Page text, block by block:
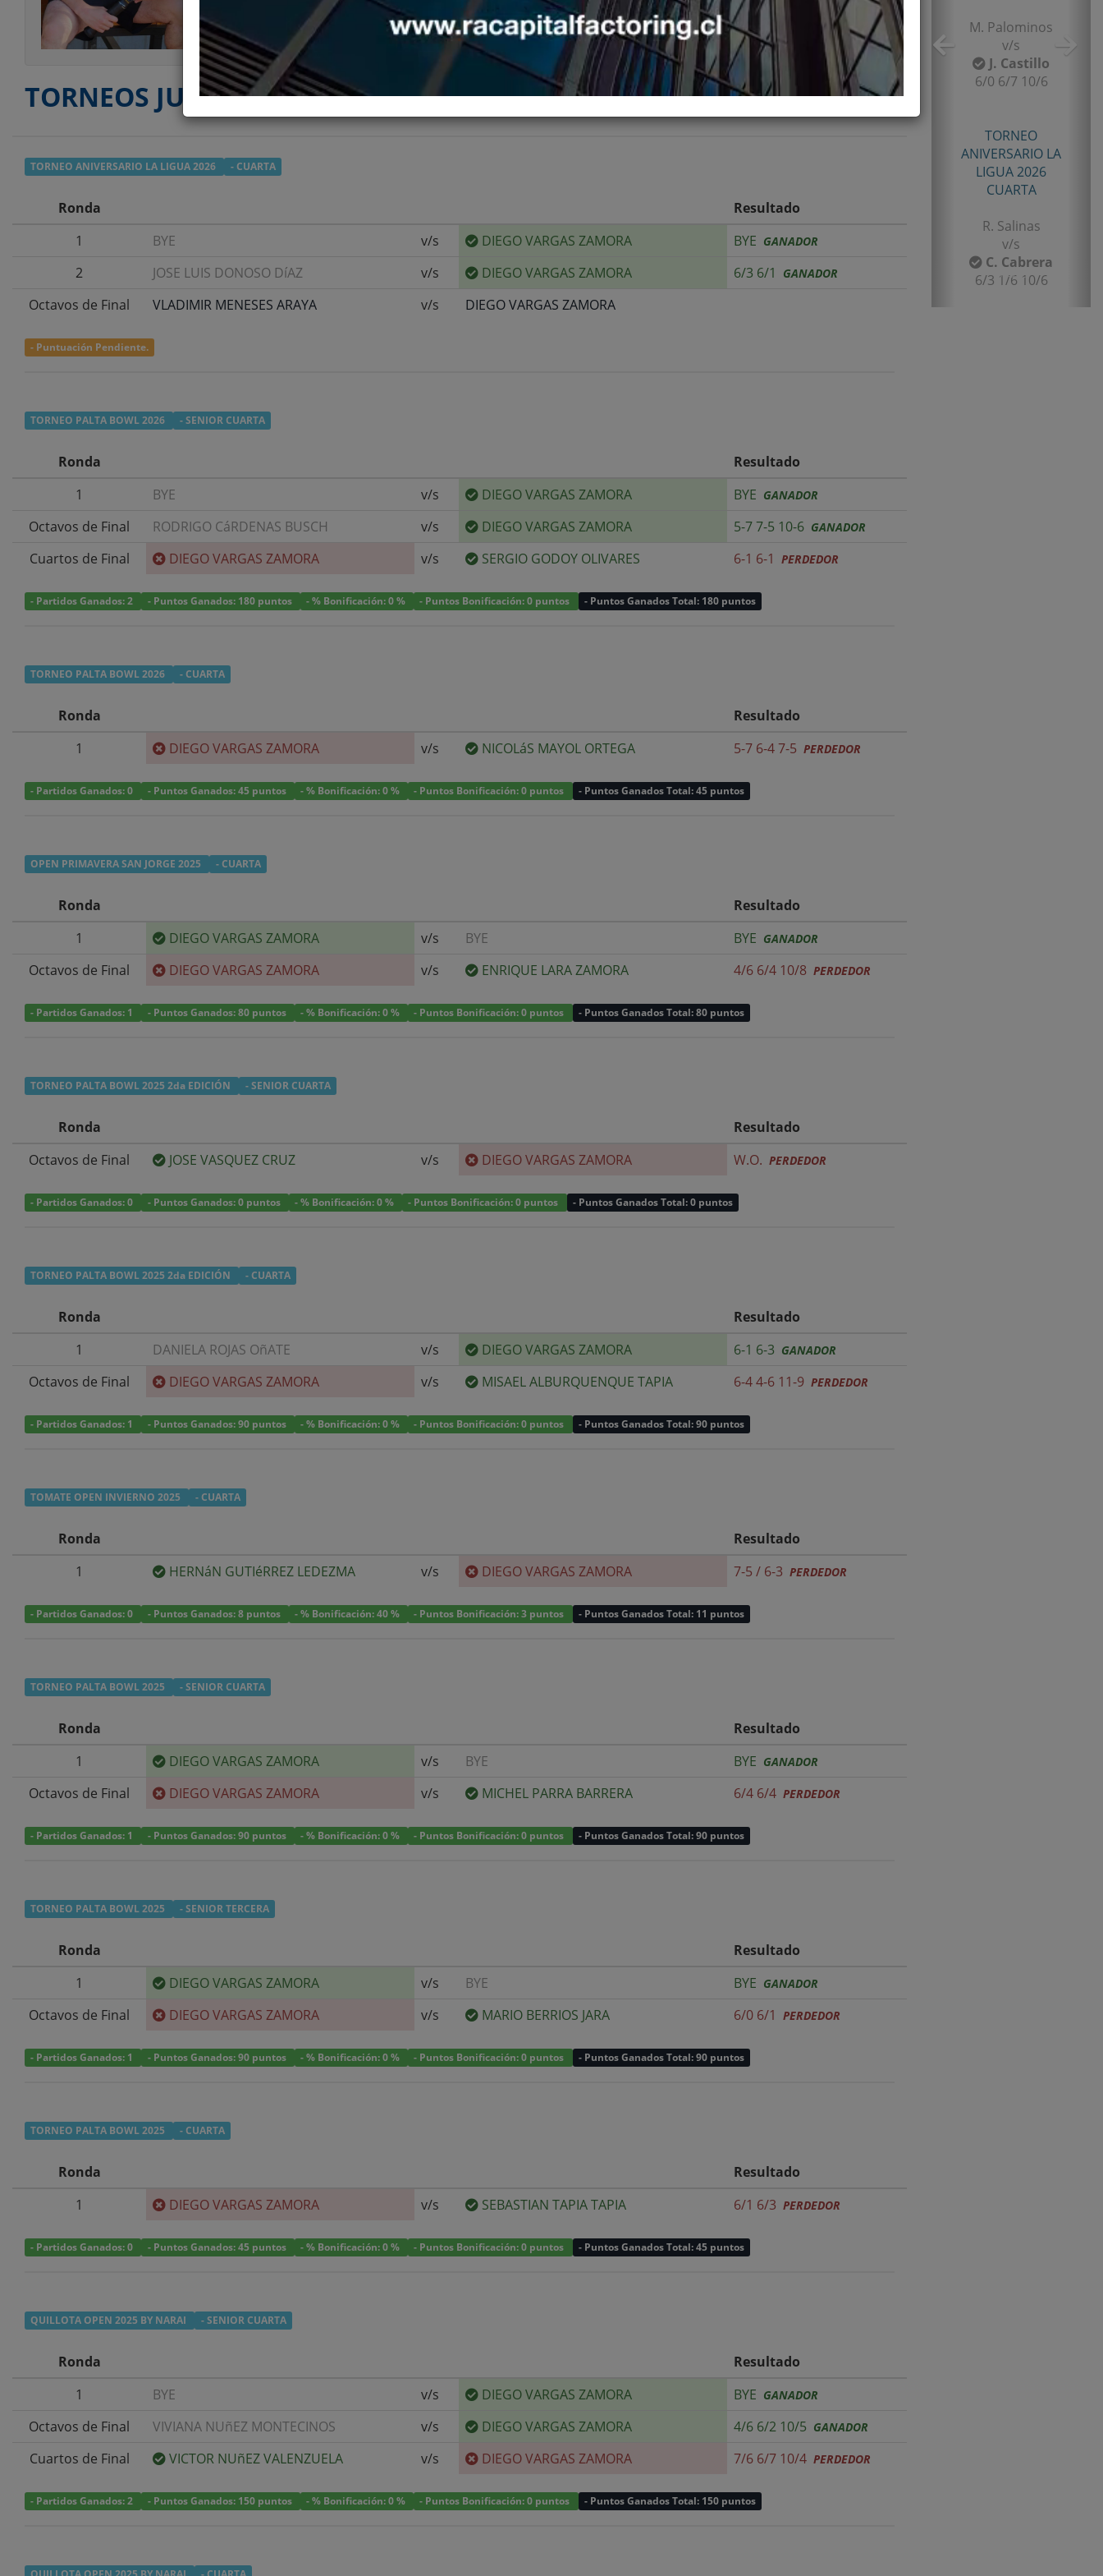
TORNEOS JUGADOS
TORNEO ANIVERSARIO LA LIGUA 2026 - CUARTA
Ronda
Resultado
1
BYE v/s DIEGO VARGAS ZAMORA BYE GANADOR
2 JOSE LUIS DONOSO DíAZ v/s DIEGO VARGAS ZAMORA 6/3 6/1 GANADOR
Octavos de Final VLADIMIR MENESES ARAYA v/s DIEGO VARGAS ZAMORA
- Puntuación Pendiente.
TORNEO PALTA BOWL 2026 - SENIOR CUARTA
Ronda
Resultado
1
BYE v/s DIEGO VARGAS ZAMORA BYE GANADOR
Octavos de Final RODRIGO CáRDENAS BUSCH v/s DIEGO VARGAS ZAMORA 5-7 7-5 10-6 GANADOR
Cuartos de Final DIEGO VARGAS ZAMORA v/s SERGIO GODOY OLIVARES 6-1 6-1 PERDEDOR
- Partidos Ganados: 2 - Puntos Ganados: 180 puntos - % Bonificación: 0 % - Puntos Bonificación: 0 puntos - Puntos Ganados Total: 180 puntos
TORNEO PALTA BOWL 2026 - CUARTA
Ronda
Resultado
1
DIEGO VARGAS ZAMORA v/s NICOLáS MAYOL ORTEGA 5-7 6-4 7-5 PERDEDOR
- Partidos Ganados: 0 - Puntos Ganados: 45 puntos - % Bonificación: 0 % - Puntos Bonificación: 0 puntos - Puntos Ganados Total: 45 puntos
OPEN PRIMAVERA SAN JORGE 2025 - CUARTA
Ronda
Resultado
1
DIEGO VARGAS ZAMORA v/s BYE BYE GANADOR
Octavos de Final DIEGO VARGAS ZAMORA v/s ENRIQUE LARA ZAMORA 4/6 6/4 10/8 PERDEDOR
- Partidos Ganados: 1 - Puntos Ganados: 80 puntos - % Bonificación: 0 % - Puntos Bonificación: 0 puntos - Puntos Ganados Total: 80 puntos
TORNEO PALTA BOWL 2025 2da EDICIÓN - SENIOR CUARTA
Ronda
Resultado
Octavos de Final
JOSE VASQUEZ CRUZ v/s DIEGO VARGAS ZAMORA W.O. PERDEDOR
- Partidos Ganados: 0 - Puntos Ganados: 0 puntos - % Bonificación: 0 % - Puntos Bonificación: 0 puntos - Puntos Ganados Total: 0 puntos
TORNEO PALTA BOWL 2025 2da EDICIÓN - CUARTA
Ronda
Resultado
1
DANIELA ROJAS OñATE v/s DIEGO VARGAS ZAMORA 6-1 6-3 GANADOR
Octavos de Final DIEGO VARGAS ZAMORA v/s MISAEL ALBURQUENQUE TAPIA 6-4 4-6 11-9 PERDEDOR
- Partidos Ganados: 1 - Puntos Ganados: 90 puntos - % Bonificación: 0 % - Puntos Bonificación: 0 puntos - Puntos Ganados Total: 90 puntos
TOMATE OPEN INVIERNO 2025 - CUARTA
Ronda
Resultado
1
HERNáN GUTIéRREZ LEDEZMA v/s DIEGO VARGAS ZAMORA 7-5 / 6-3 PERDEDOR
- Partidos Ganados: 0 - Puntos Ganados: 8 puntos - % Bonificación: 40 % - Puntos Bonificación: 3 puntos - Puntos Ganados Total: 11 puntos
TORNEO PALTA BOWL 2025 - SENIOR CUARTA
Ronda
Resultado
1
DIEGO VARGAS ZAMORA v/s BYE BYE GANADOR
Octavos de Final DIEGO VARGAS ZAMORA v/s MICHEL PARRA BARRERA 6/4 6/4 PERDEDOR
- Partidos Ganados: 1 - Puntos Ganados: 90 puntos - % Bonificación: 0 % - Puntos Bonificación: 0 puntos - Puntos Ganados Total: 90 puntos
TORNEO PALTA BOWL 2025 - SENIOR TERCERA
Ronda
Resultado
1
DIEGO VARGAS ZAMORA v/s BYE BYE GANADOR
Octavos de Final DIEGO VARGAS ZAMORA v/s MARIO BERRIOS JARA 6/0 6/1 PERDEDOR
- Partidos Ganados: 1 - Puntos Ganados: 90 puntos - % Bonificación: 0 % - Puntos Bonificación: 0 puntos - Puntos Ganados Total: 90 puntos
TORNEO PALTA BOWL 2025 - CUARTA
Ronda
Resultado
1
DIEGO VARGAS ZAMORA v/s SEBASTIAN TAPIA TAPIA 6/1 6/3 PERDEDOR
- Partidos Ganados: 0 - Puntos Ganados: 45 puntos - % Bonificación: 0 % - Puntos Bonificación: 0 puntos - Puntos Ganados Total: 45 puntos
QUILLOTA OPEN 2025 BY NARAI - SENIOR CUARTA
Ronda
Resultado
1
BYE v/s DIEGO VARGAS ZAMORA BYE GANADOR
Octavos de Final VIVIANA NUñEZ MONTECINOS v/s DIEGO VARGAS ZAMORA 4/6 6/2 10/5 GANADOR
Cuartos de Final VICTOR NUñEZ VALENZUELA v/s DIEGO VARGAS ZAMORA 7/6 6/7 10/4 PERDEDOR
- Partidos Ganados: 2 - Puntos Ganados: 150 puntos - % Bonificación: 0 % - Puntos Bonificación: 0 puntos - Puntos Ganados Total: 150 puntos
ANIVERSARIO LA
LIGUA 2026
SENIOR TERCERA
F. Gomez
6/2 7/5
QUINTA 2026
PRIMERA
E. Castro